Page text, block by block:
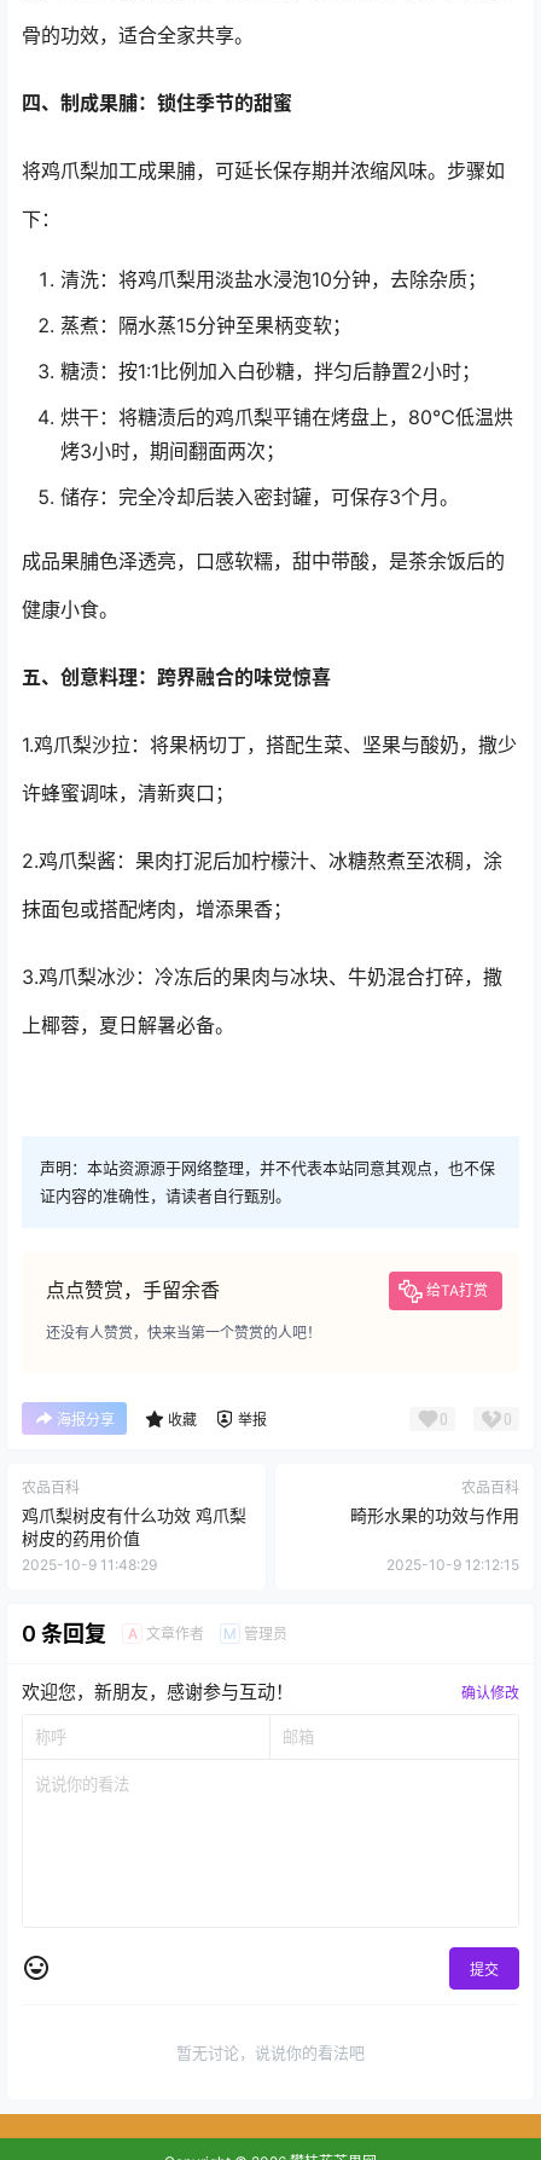
骨的功效，适合全家共享。
四、制成果脯：锁住季节的甜蜜
将鸡爪梨加工成果脯，可延长保存期并浓缩风味。步骤如
下：
清洗：将鸡爪梨用淡盐水浸泡10分钟，去除杂质；
蒸煮：隔水蒸15分钟至果柄变软；
糖渍：按1:1比例加入白砂糖，拌匀后静置2小时；
烘干：将糖渍后的鸡爪梨平铺在烤盘上，80℃低温烘
烤3小时，期间翻面两次；
储存：完全冷却后装入密封罐，可保存3个月。
成品果脯色泽透亮，口感软糯，甜中带酸，是茶余饭后的
健康小食。
五、创意料理：跨界融合的味觉惊喜
1.鸡爪梨沙拉：将果柄切丁，搭配生菜、坚果与酸奶，撒少
许蜂蜜调味，清新爽口；
2.鸡爪梨酱：果肉打泥后加柠檬汁、冰糖熬煮至浓稠，涂
抹面包或搭配烤肉，增添果香；
3.鸡爪梨冰沙：冷冻后的果肉与冰块、牛奶混合打碎，撒
上椰蓉，夏日解暑必备。
声明：本站资源源于网络整理，并不代表本站同意其观点，也不保
证内容的准确性，请读者自行甄别。
点点赞赏，手留余香 给TA打赏
还没有人赞赏，快来当第一个赞赏的人吧！
海报分享 收藏 举报 0 0
农品百科
鸡爪梨树皮有什么功效 鸡爪梨
树皮的药用价值
2025-10-9 11:48:29
农品百科
畸形水果的功效与作用
2025-10-9 12:12:15
0 条回复 A 文章作者 M 管理员
欢迎您，新朋友，感谢参与互动！ 确认修改
提交
暂无讨论，说说你的看法吧